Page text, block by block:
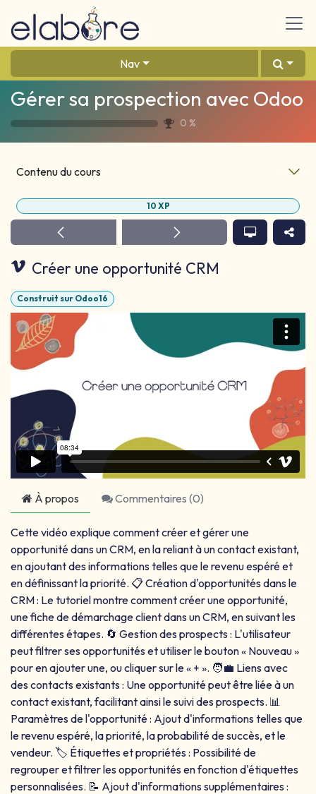
Se rendre au contenu
Nav
Gérer sa prospection avec Odoo
0 %
Contenu du cours
Créer une opportunité CRM
10 XP
Construit sur Odoo16
À propos Commentaires (0)
Cette vidéo explique comment créer et gérer une
opportunité dans un CRM, en la reliant à un contact existant,
en ajoutant des informations telles que le revenu espéré et
en définissant la priorité. 📋 Création d'opportunités dans le
CRM : Le tutoriel montre comment créer une opportunité,
une fiche de démarchage client dans un CRM, en suivant les
différentes étapes. 🔄 Gestion des prospects : L'utilisateur
peut filtrer ses opportunités et utiliser le bouton « Nouveau »
pour en ajouter une, ou cliquer sur le « + ». 🧑‍💼 Liens avec
des contacts existants : Une opportunité peut être liée à un
contact existant, facilitant ainsi le suivi des prospects. 📊
Paramètres de l'opportunité : Ajout d'informations telles que
le revenu espéré, la priorité, la probabilité de succès, et le
vendeur. 🏷️ Étiquettes et propriétés : Possibilité de
regrouper et filtrer les opportunités en fonction d'étiquettes
personnalisées. 📝 Ajout d'informations supplémentaires :